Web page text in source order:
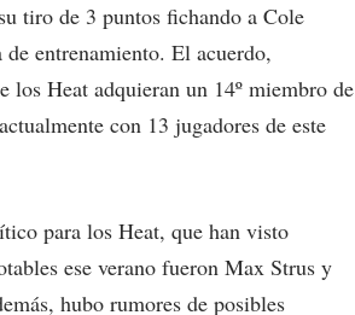
tiro de 3 puntos fichando a Cole
entrenamiento. El acuerdo,
Heat adquieran un 14º miembro de
con 13 jugadores de este
para los Heat, que han visto
ese verano fueron Max Strus y
hubo rumores de posibles